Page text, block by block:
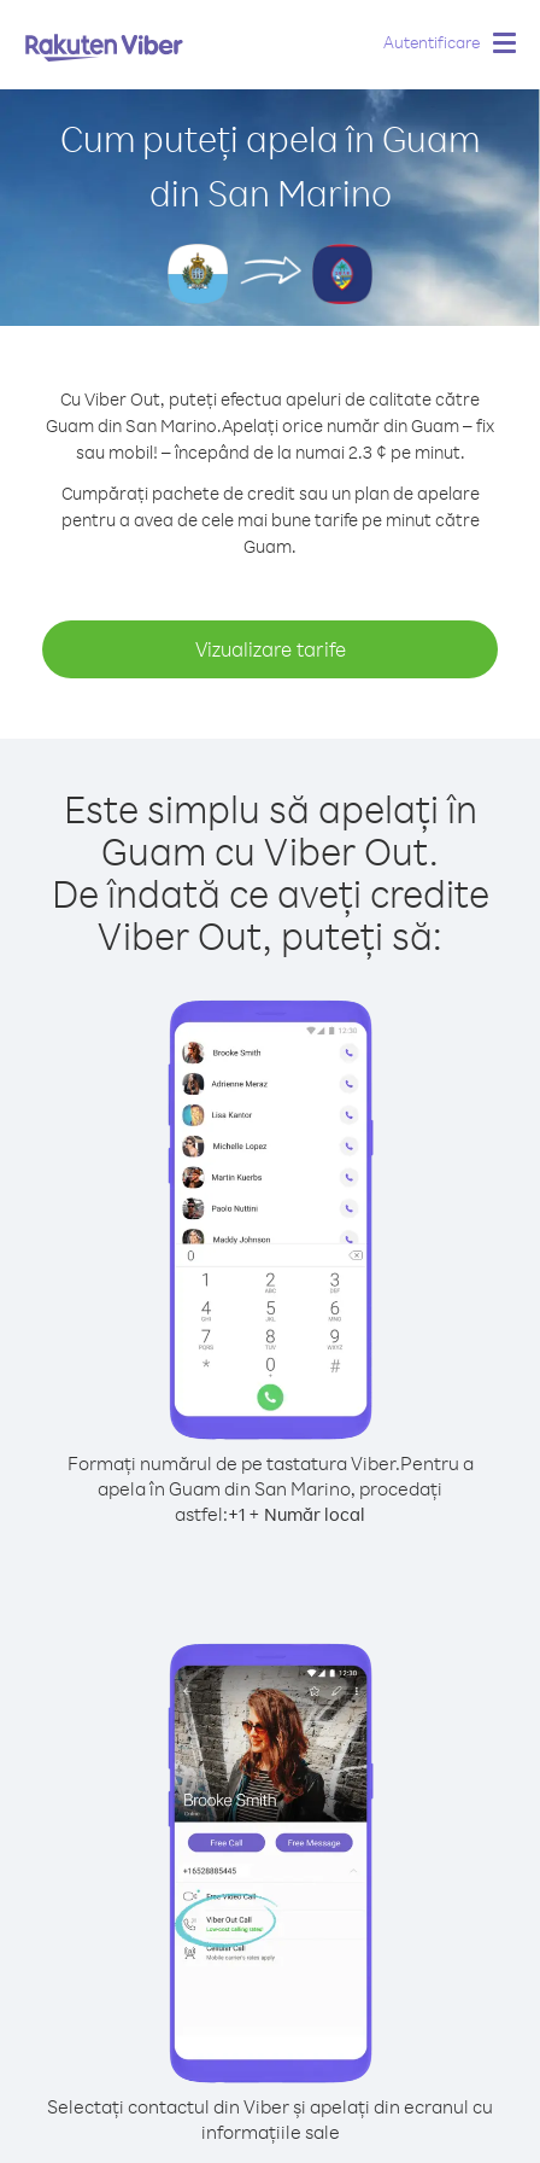
Autentificare
Cum puteți apela în Guam
din San Marino
Cu Viber Out, puteți efectua apeluri de calitate către
Guam din San Marino.Apelați orice număr din Guam – fix
sau mobil! – începând de la numai 2.3 ¢ pe minut.
Cumpărați pachete de credit sau un plan de apelare
pentru a avea de cele mai bune tarife pe minut către
Guam.
Vizualizare tarife
Este simplu să apelați în
Guam cu Viber Out.
De îndată ce aveți credite
Viber Out, puteți să:
Formați numărul de pe tastatura Viber.Pentru a
apela în Guam din San Marino, procedați
astfel:+1 + Număr local
Selectați contactul din Viber și apelați din ecranul cu
informațiile sale